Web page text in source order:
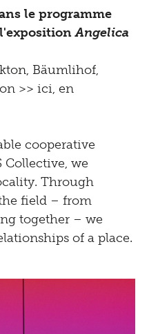
le programme
Angelica
Bäumlihof,
>> ici, en
cooperative
Collective, we
Through
field – from
together – we
of a place.